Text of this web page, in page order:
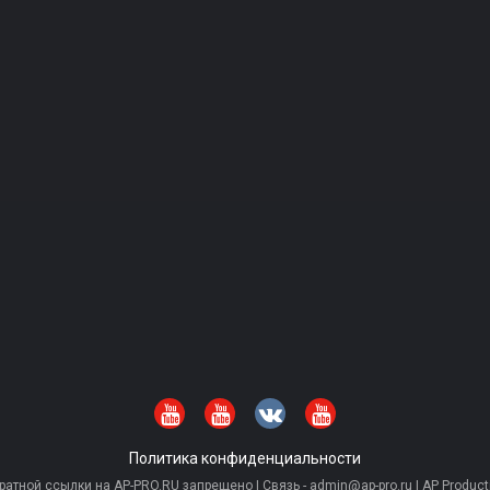
Политика конфиденциальности
ссылки на AP-PRO.RU запрещено | Связь - admin@ap-pro.ru | AP